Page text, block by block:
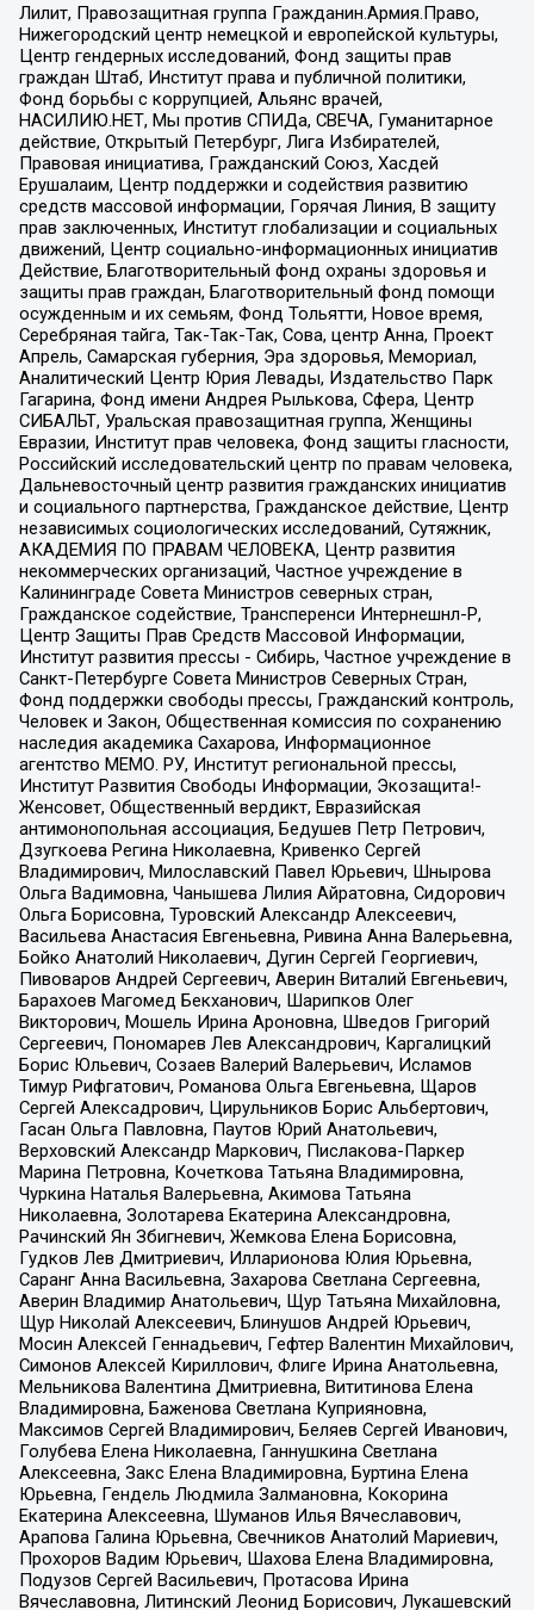
Лилит, Правозащитная группа Гражданин.Армия.Право,
Нижегородский центр немецкой и европейской культуры,
Центр гендерных исследований, Фонд защиты прав
граждан Штаб, Институт права и публичной политики,
Фонд борьбы с коррупцией, Альянс врачей,
НАСИЛИЮ.НЕТ, Мы против СПИДа, СВЕЧА, Гуманитарное
действие, Открытый Петербург, Лига Избирателей,
Правовая инициатива, Гражданский Союз, Хасдей
Ерушалаим, Центр поддержки и содействия развитию
средств массовой информации, Горячая Линия, В защиту
прав заключенных, Институт глобализации и социальных
движений, Центр социально-информационных инициатив
Действие, Благотворительный фонд охраны здоровья и
защиты прав граждан, Благотворительный фонд помощи
осужденным и их семьям, Фонд Тольятти, Новое время,
Серебряная тайга, Так-Так-Так, Сова, центр Анна, Проект
Апрель, Самарская губерния, Эра здоровья, Мемориал,
Аналитический Центр Юрия Левады, Издательство Парк
Гагарина, Фонд имени Андрея Рылькова, Сфера, Центр
СИБАЛЬТ, Уральская правозащитная группа, Женщины
Евразии, Институт прав человека, Фонд защиты гласности,
Российский исследовательский центр по правам человека,
Дальневосточный центр развития гражданских инициатив
и социального партнерства, Гражданское действие, Центр
независимых социологических исследований, Сутяжник,
АКАДЕМИЯ ПО ПРАВАМ ЧЕЛОВЕКА, Центр развития
некоммерческих организаций, Частное учреждение в
Калининграде Совета Министров северных стран,
Гражданское содействие, Трансперенси Интернешнл-Р,
Центр Защиты Прав Средств Массовой Информации,
Институт развития прессы - Сибирь, Частное учреждение в
Санкт-Петербурге Совета Министров Северных Стран,
Фонд поддержки свободы прессы, Гражданский контроль,
Человек и Закон, Общественная комиссия по сохранению
наследия академика Сахарова, Информационное
агентство МЕМО. РУ, Институт региональной прессы,
Институт Развития Свободы Информации, Экозащита!-
Женсовет, Общественный вердикт, Евразийская
антимонопольная ассоциация, Бедушев Петр Петрович,
Дзугкоева Регина Николаевна, Кривенко Сергей
Владимирович, Милославский Павел Юрьевич, Шнырова
Ольга Вадимовна, Чанышева Лилия Айратовна, Сидорович
Ольга Борисовна, Туровский Александр Алексеевич,
Васильева Анастасия Евгеньевна, Ривина Анна Валерьевна,
Бойко Анатолий Николаевич, Дугин Сергей Георгиевич,
Пивоваров Андрей Сергеевич, Аверин Виталий Евгеньевич,
Барахоев Магомед Бекханович, Шарипков Олег
Викторович, Мошель Ирина Ароновна, Шведов Григорий
Сергеевич, Пономарев Лев Александрович, Каргалицкий
Борис Юльевич, Созаев Валерий Валерьевич, Исламов
Тимур Рифгатович, Романова Ольга Евгеньевна, Щаров
Сергей Алексадрович, Цирульников Борис Альбертович,
Гасан Ольга Павловна, Паутов Юрий Анатольевич,
Верховский Александр Маркович, Пислакова-Паркер
Марина Петровна, Кочеткова Татьяна Владимировна,
Чуркина Наталья Валерьевна, Акимова Татьяна
Николаевна, Золотарева Екатерина Александровна,
Рачинский Ян Збигневич, Жемкова Елена Борисовна,
Гудков Лев Дмитриевич, Илларионова Юлия Юрьевна,
Саранг Анна Васильевна, Захарова Светлана Сергеевна,
Аверин Владимир Анатольевич, Щур Татьяна Михайловна,
Щур Николай Алексеевич, Блинушов Андрей Юрьевич,
Мосин Алексей Геннадьевич, Гефтер Валентин Михайлович,
Симонов Алексей Кириллович, Флиге Ирина Анатольевна,
Мельникова Валентина Дмитриевна, Вититинова Елена
Владимировна, Баженова Светлана Куприяновна,
Максимов Сергей Владимирович, Беляев Сергей Иванович,
Голубева Елена Николаевна, Ганнушкина Светлана
Алексеевна, Закс Елена Владимировна, Буртина Елена
Юрьевна, Гендель Людмила Залмановна, Кокорина
Екатерина Алексеевна, Шуманов Илья Вячеславович,
Арапова Галина Юрьевна, Свечников Анатолий Мариевич,
Прохоров Вадим Юрьевич, Шахова Елена Владимировна,
Подузов Сергей Васильевич, Протасова Ирина
Вячеславовна, Литинский Леонид Борисович, Лукашевский